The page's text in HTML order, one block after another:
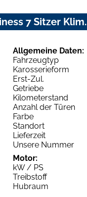
7 Sitzer Klim.
Allgemeine Daten:
Fahrzeugtyp
Karosserieform
Erst-Zul.
Getriebe
Kilometerstand
Anzahl der Türen
Farbe
Standort
Lieferzeit
Unsere Nummer
Motor:
kW / PS
Treibstoff
Hubraum